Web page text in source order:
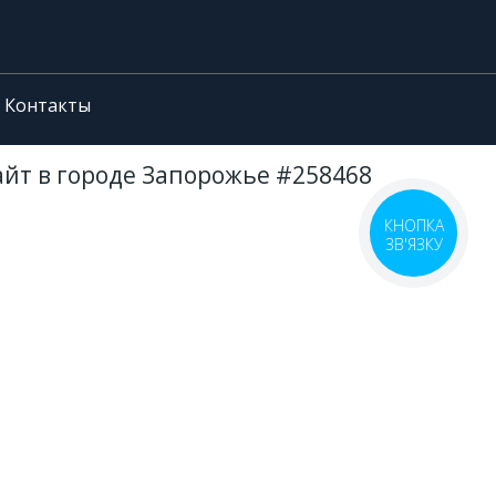
Контакты
в городе Запорожье #258468
КНОПКА
ЗВ'ЯЗКУ